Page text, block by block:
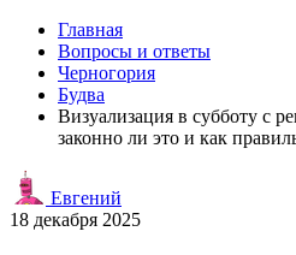
Главная
Вопросы и ответы
Черногория
Будва
Визуализация в субботу с
законно ли это и как
Евгений
18 декабря 2025